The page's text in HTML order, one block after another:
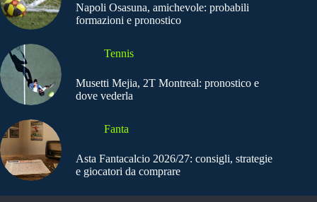
Napoli Osasuna, amichevole: probabili
formazioni e pronostico
Tennis
Musetti Mejia, 2T Montreal: pronostico e
dove vederla
Fanta
Asta Fantacalcio 2026/27: consigli, strategie
e giocatori da comprare